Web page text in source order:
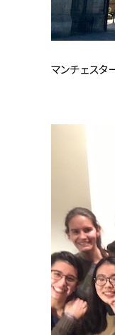
マンチェスタ